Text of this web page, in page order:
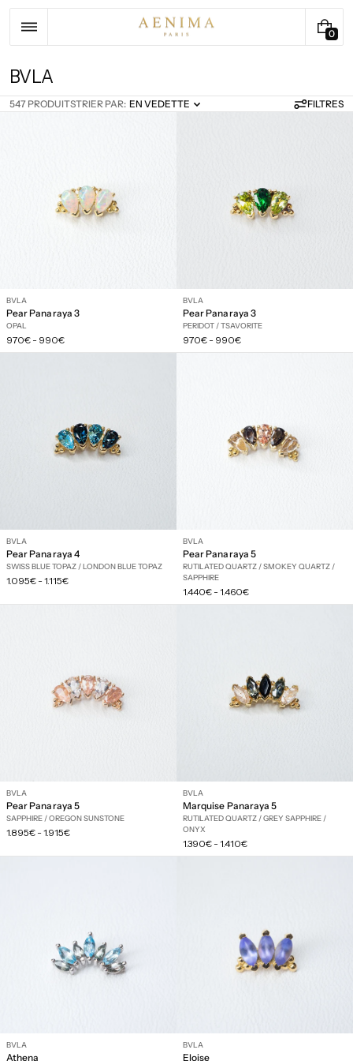
Passer
contenu
00
I
C
C
o
l
BVLA
547 PRODUITSTRIER PAR: EN VEDETTE FILTRES
BVLA
Pear Panaraya 3
OPAL
Prix
régulier
970€ - 990€
BVLA
Pear Panaraya 3
PERIDOT / TSAVORITE
Prix
régulier
970€ - 990€
BVLA
Pear Panaraya 4
SWISS BLUE TOPAZ / LONDON BLUE TOPAZ
Prix
1.095€ - 1.115€
BVLA
Pear Panaraya 5
RUTILATED QUARTZ / SMOKEY QUARTZ /
SAPPHIRE
Prix
régulier
1.440€ - 1.460€
BVLA
Pear Panaraya 5
SAPPHIRE / OREGON SUNSTONE
Prix
1.895€ - 1.915€
BVLA
Marquise Panaraya 5
RUTILATED QUARTZ / GREY SAPPHIRE /
ONYX
Prix
régulier
1.390€ - 1.410€
BVLA
Athena
BVLA
Eloise